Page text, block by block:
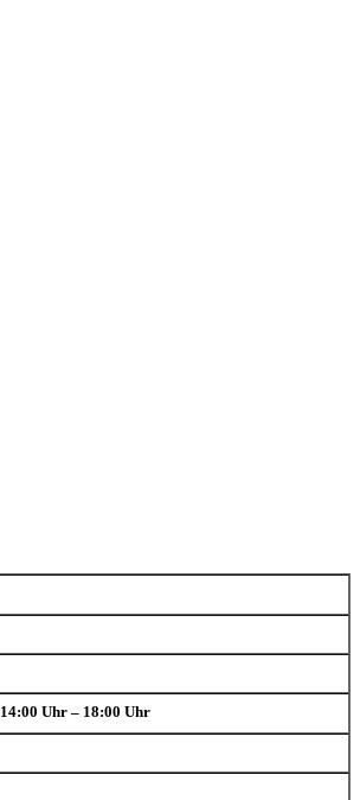
14:00 Uhr – 18:00 Uhr